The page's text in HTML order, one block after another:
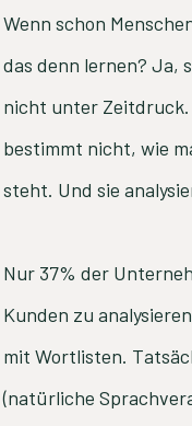
Wenn schon
das denn lernen? Ja,
nicht unter Zeitdruck.
bestimmt nicht, wie
steht. Und sie
Nur 37% der
Kunden zu
mit Wortlisten.
(natürliche